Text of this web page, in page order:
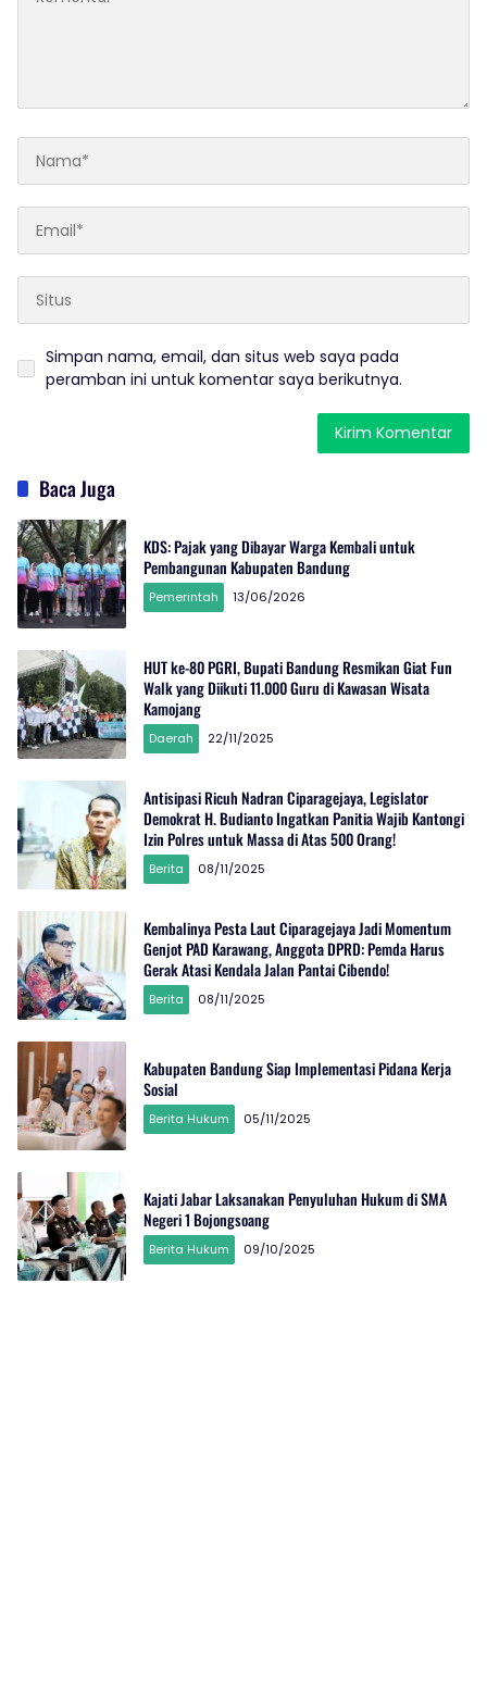
Simpan nama, email, dan situs web saya pada
peramban ini untuk komentar saya berikutnya.
Baca Juga
KDS: Pajak yang Dibayar Warga Kembali untuk
Pembangunan Kabupaten Bandung
Pemerintah 13/06/2026
HUT ke-80 PGRI, Bupati Bandung Resmikan Giat Fun
Walk yang Diikuti 11.000 Guru di Kawasan Wisata
Kamojang
Daerah 22/11/2025
Antisipasi Ricuh Nadran Ciparagejaya, Legislator
Demokrat H. Budianto Ingatkan Panitia Wajib Kantongi
Izin Polres untuk Massa di Atas 500 Orang!
Berita 08/11/2025
Kembalinya Pesta Laut Ciparagejaya Jadi Momentum
Genjot PAD Karawang, Anggota DPRD: Pemda Harus
Gerak Atasi Kendala Jalan Pantai Cibendo!
Berita 08/11/2025
Kabupaten Bandung Siap Implementasi Pidana Kerja
Sosial
Berita Hukum 05/11/2025
Kajati Jabar Laksanakan Penyuluhan Hukum di SMA
Negeri 1 Bojongsoang
Berita Hukum 09/10/2025